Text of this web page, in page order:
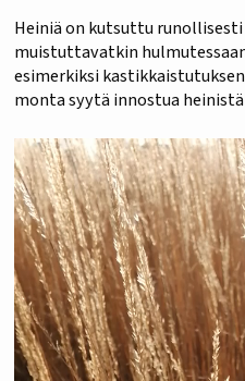
Heiniä on kutsuttu
muistuttavatkin
esimerkiksi
monta syytä innostua